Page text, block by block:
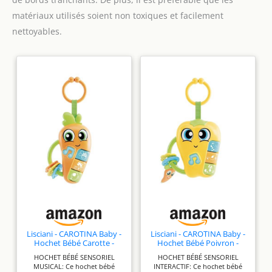
ce qui vous permet d'ajuster la
taille du port, de les mettre et
matériaux utilisés soient non toxiques et facilement
nettoyables.
Lisciani - CAROTINA Baby -
Hochet Bébé Carotte -
Jouet Musical pour Enfants
dès 3 Mois - Son et
HOCHET BÉBÉ SENSORIEL
MUSICAL: Ce hochet bébé
Lisciani - CAROTINA Baby -
Hochet Bébé Poivron -
Jouet Musical pour Enfants
dès 3 Mois - Son et
HOCHET BÉBÉ SENSORIEL
INTERACTIF: Ce hochet bébé